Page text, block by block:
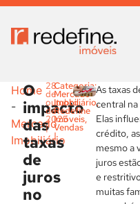
Home
-
Mercado
Imobiliário
O
impacto
das
taxas
de
juros
no
28
de
outubro
de
2025
|
Categoria:
Mercado
Imobiliário,
Redefine
Imóveis,
Vendas
|
As taxas
central
Elas
crédito,
mesmo a
juros
e
muitas